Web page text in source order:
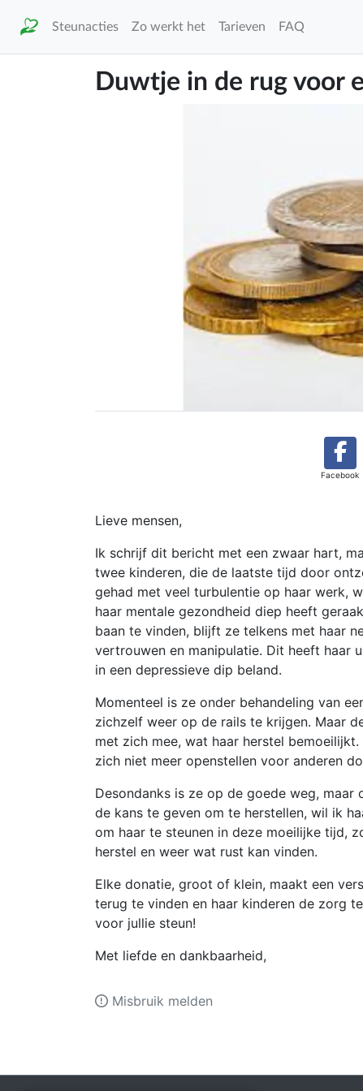
Steunacties Zo werkt het Tarieven FAQ
Duwtje in de rug voor
Facebook
Lieve mensen,
Ik schrijf dit bericht met een zwaar hart,
twee kinderen, die de laatste tijd door
gehad met veel turbulentie op haar werk,
haar mentale gezondheid diep heeft
baan te vinden, blijft ze telkens met haar
vertrouwen en manipulatie. Dit heeft haar
in een depressieve dip beland.
Momenteel is ze onder behandeling van
zichzelf weer op de rails te krijgen. Maar
met zich mee, wat haar herstel
zich niet meer openstellen voor anderen
Desondanks is ze op de goede weg,
de kans te geven om te herstellen, wil ik
om haar te steunen in deze moeilijke tijd,
herstel en weer wat rust kan vinden.
Elke donatie, groot of klein, maakt een
terug te vinden en haar kinderen de zorg
voor jullie steun!
Met liefde en dankbaarheid,
Misbruik melden